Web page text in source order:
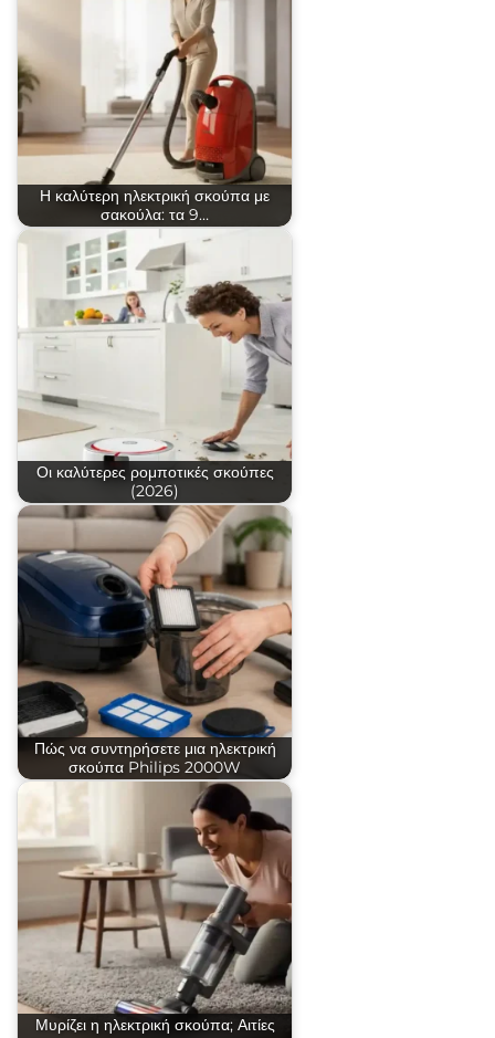
Η καλύτερη ηλεκτρική σκούπα με
σακούλα: τα 9…
Οι καλύτερες ρομποτικές σκούπες
(2026)
Πώς να συντηρήσετε μια ηλεκτρική
σκούπα Philips 2000W
Μυρίζει η ηλεκτρική σκούπα; Αιτίες